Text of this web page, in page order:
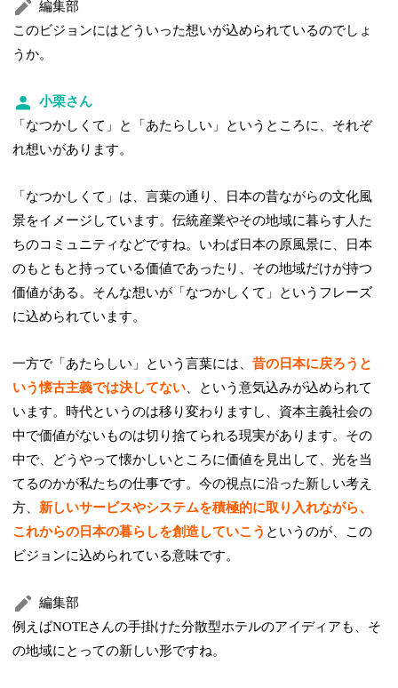
編集部
このビジョンにはどういった想いが込められているのでしょ
うか。
小栗さん
「なつかしくて」と「あたらしい」というところに、それぞ
れ想いがあります。
「なつかしくて」は、言葉の通り、日本の昔ながらの文化風
景をイメージしています。伝統産業やその地域に暮らす人た
ちのコミュニティなどですね。いわば日本の原風景に、日本
のもともと持っている価値であったり、その地域だけが持つ
価値がある。そんな想いが「なつかしくて」というフレーズ
に込められています。
一方で「あたらしい」という言葉には、昔の日本に戻ろうと
いう懐古主義では決してない、という意気込みが込められて
います。時代というのは移り変わりますし、資本主義社会の
中で価値がないものは切り捨てられる現実があります。その
中で、どうやって懐かしいところに価値を見出して、光を当
てるのかが私たちの仕事です。今の視点に沿った新しい考え
方、新しいサービスやシステムを積極的に取り入れながら、
これからの日本の暮らしを創造していこう というのが、この
ビジョンに込められている意味です。
編集部
例えばNOTEさんの手掛けた分散型ホテルのアイディアも、そ
の地域にとっての新しい形ですね。